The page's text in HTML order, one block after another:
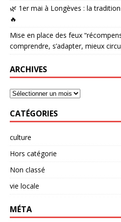
🌿 1er mai à Longèves : la
🔥
Mise en place des feux
comprendre, s’adapter, mieux
ARCHIVES
CATÉGORIES
culture
Hors catégorie
Non classé
vie locale
MÉTA